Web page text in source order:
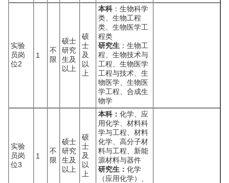
实验
员岗
位2
1
不
限
硕士
研究
生及
以上
硕
士
及
以
上
本科 ：生物科学
类、生物工程
类、生物医学工
程类
研究生 ：生物工
程、生物技术与
工程、生物医学
工程与技术、生
物医学、生物医
学工程、合成生
物学
实验
员岗
位3
1
不
限
硕士
研究
生及
以上
硕
士
及
以
上
本科： 化学、应
用化学、材料科
学与工程、材料
化学、高分子材
料与工程、新能
源材料与器件
研究生： 化学
（应用化学）、